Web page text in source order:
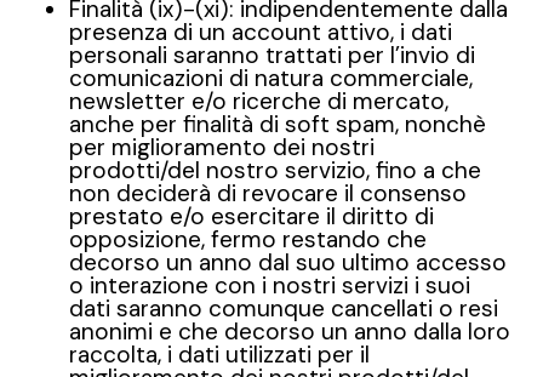
Finalità (ix)-(xi): indipendentemente dalla
presenza di un account attivo, i dati
personali saranno trattati per l’invio di
comunicazioni di natura commerciale,
newsletter e/o ricerche di mercato,
anche per finalità di soft spam,nonchè
per miglioramento dei nostri
prodotti/del nostro servizio, fino a che
non deciderà di revocare il consenso
prestato e/o esercitare il diritto di
opposizione, fermo restando che
decorso un anno dal suo ultimo accesso
o interazione con i nostri servizi i suoi
dati saranno comunque cancellati o resi
anonimi e che decorso un anno dalla loro
raccolta, i dati utilizzati per il